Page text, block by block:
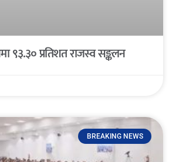
९३.३० प्रतिशत राजस्व सङ्कलन
BREAKING NEWS